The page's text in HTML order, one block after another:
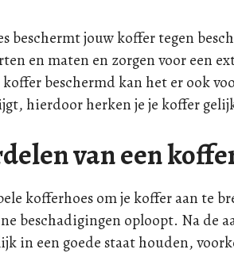
beschermt jouw koffer tegen
en maten en zorgen voor een
beschermd kan het er ook
hierdoor herken je je koffer
van een
kofferhoes om je koffer aan te
beschadigingen oploopt. Na de
in een goede staat houden,